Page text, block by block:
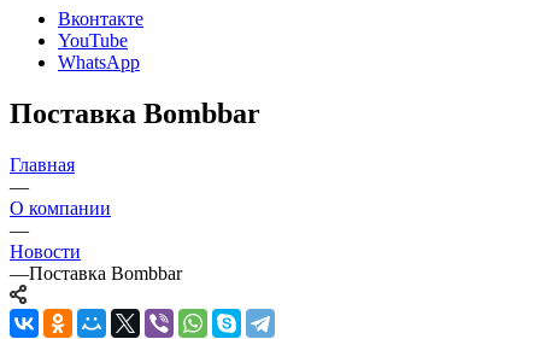
Вконтакте
YouTube
WhatsApp
Поставка Bombbar
Главная
—
О компании
—
Новости
—Поставка Bombbar